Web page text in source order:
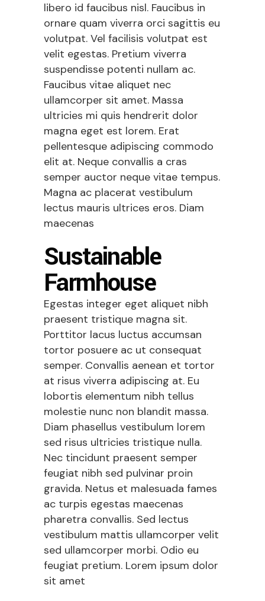
libero id faucibus nisl. Faucibus in
ornare quam viverra orci sagittis eu
volutpat. Vel facilisis volutpat est
velit egestas. Pretium viverra
suspendisse potenti nullam ac.
Faucibus vitae aliquet nec
ullamcorper sit amet. Massa
ultricies mi quis hendrerit dolor
magna eget est lorem. Erat
pellentesque adipiscing commodo
elit at. Neque convallis a cras
semper auctor neque vitae tempus.
Magna ac placerat vestibulum
lectus mauris ultrices eros. Diam
maecenas
Sustainable
Farmhouse
Egestas integer eget aliquet nibh
praesent tristique magna sit.
Porttitor lacus luctus accumsan
tortor posuere ac ut consequat
semper. Convallis aenean et tortor
at risus viverra adipiscing at. Eu
lobortis elementum nibh tellus
molestie nunc non blandit massa.
Diam phasellus vestibulum lorem
sed risus ultricies tristique nulla.
Nec tincidunt praesent semper
feugiat nibh sed pulvinar proin
gravida. Netus et malesuada fames
ac turpis egestas maecenas
pharetra convallis. Sed lectus
vestibulum mattis ullamcorper velit
sed ullamcorper morbi. Odio eu
feugiat pretium. Lorem ipsum dolor
sit amet